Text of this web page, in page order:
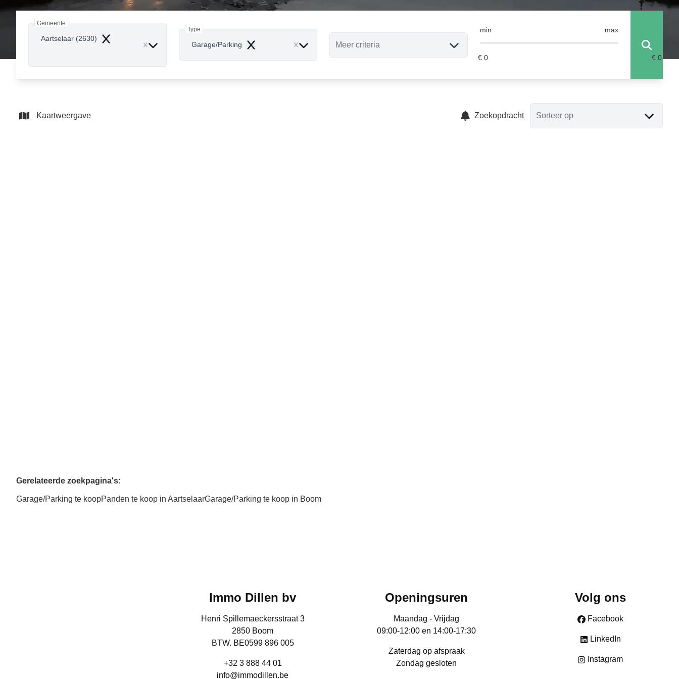
Gemeente
Aartselaar (2630)
Remove
Type
Garage/Parking
Remove
Meer criteria
min max
Kaartweergave Zoekopdracht Sorteer op
Gerelateerde zoekpagina's:
Garage/Parking te koopPanden te koop in AartselaarGarage/Parking te koop in Boom
Immo Dillen bv
Henri Spillemaeckersstraat 3
2850 Boom
BTW. BE0599 896 005
+32 3 888 44 01
info@immodillen.be
Openingsuren
Maandag - Vrijdag
09:00-12:00 en 14:00-17:30
Zaterdag op afspraak
Zondag gesloten
Volg ons
Facebook
LinkedIn
Instagram